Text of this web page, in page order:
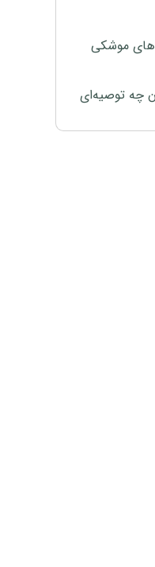
موشکی
چه توصیه‌ای